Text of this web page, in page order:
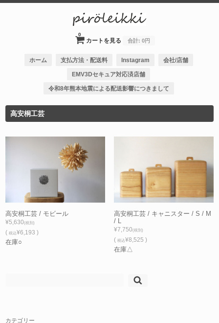
カートを見る
0
合計: 0円
ホーム 支払方法・配送料 Instagram 会社/店舗
EMV3Dセキュア対応済店舗
令和8年熊本地震による配送影響につきまして
高安桐工芸
高安桐工芸 / モビール
¥5,630(税別)
(税込¥6,193 )
在庫○
高安桐工芸 / キャニスター / S / M
/ L
¥7,750(税別)
( 税込¥8,525 )
在庫△
カテゴリー